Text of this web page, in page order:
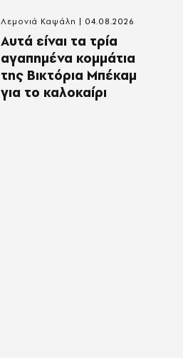
Αυτά είναι τα τρία
αγαπημένα κομμάτια
της Βικτόρια Μπέκαμ
για το καλοκαίρι
Λεμονιά Καψάλη 04.08.2026